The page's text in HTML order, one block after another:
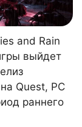
and Rain
выйдет
Quest, PC
раннего